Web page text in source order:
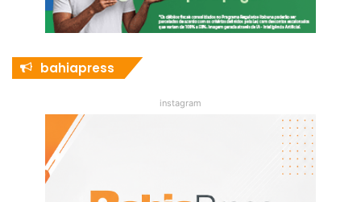
bahiapress
instagram